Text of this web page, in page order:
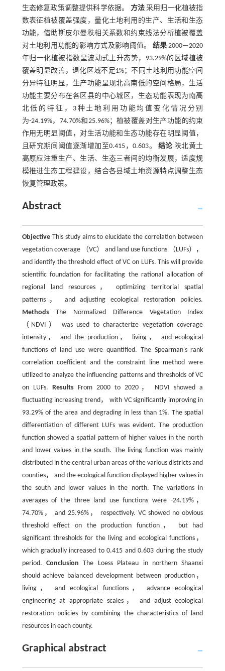
生态修复政策调整提供科学依据。 方法采用归一化植被指
数表征植被覆盖强度，量化土地利用的生产、生活和生态
功能，借助斯皮尔曼秩相关系数和约束线法分析植被覆盖
对土地利用功能的影响方式及影响阈值。 结果 2000—2020
年归一化植被指数呈波动式上升态势，93.29%的区域植被
覆盖明显改善，退化区域不足1%；不同土地利用功能空间
分异特征明显，生产功能呈现北高南低的空间格局，生活
功能主要分布在各区县的中心城区，生态功能表现为南高
北低的特征，3种土地利用功能均值变化情况分别
为-24.19%，74.70%和25.96%；植被覆盖对生产功能的约束
作用无明显阈值，对生活功能和生态功能存在明显阈值，
且研究期间阈值逐渐增加至0.415，0.603。 结论陕北黄土
高原应注重生产、生活、生态三者间的均衡发展，适度规
模推进生态工程建设，结合各县域土地资源特点调整生态
恢复管理政策。
Abstract
ObjectiveThis study aims to elucidate the correlation between
vegetation coverage （VC） and land use functions （LUFs），
and identify the threshold effect of VC on LUFs. This will provide
scientific foundation for facilitating the rational allocation of
regional land resources， optimizing territorial spatial
patterns， and adjusting ecological restoration policies.
MethodsThe Normalized Difference Vegetation Index
（NDVI） was used to characterize vegetation coverage
intensity， and the production， living， and ecological
functions of land use were quantified. The Spearman's rank
correlation coefficient and the constraint line method were
utilized to analyze the influencing patterns and thresholds of VC
on LUFs. ResultsFrom 2000 to 2020， NDVI showed a
fluctuating increasing trend， with VC significantly improving in
93.29% of the area and degrading in less than 1%. The spatial
differentiation of different LUFs was evident. The production
function showed a spatial pattern of higher values in the north
and lower values in the south. The living function was mainly
distributed in the central urban areas of the various districts and
counties， and the ecological function displayed higher values in
the south and lower values in the north. The variations in
averages of the three land use functions were -24.19%，
74.70%， and 25.96%， respectively. VC showed no obvious
threshold effect on the production function， but had
significant thresholds for the living and ecological functions，
which gradually increased to 0.415 and 0.603 during the study
period. Conclusion The Loess Plateau in northern Shaanxi
should achieve balanced development between production，
living， and ecological functions， advance ecological
engineering at appropriate scales， and adjust ecological
restoration policies by combining the characteristics of land
resources in each county.
Graphical abstract